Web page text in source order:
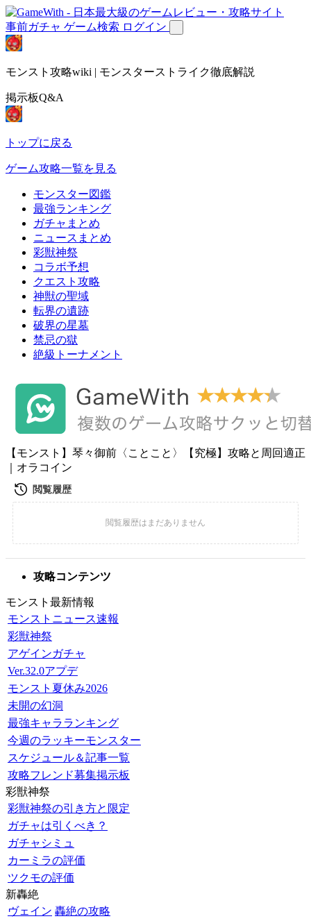
事前ガチャ ゲーム検索 ログイン
モンスト攻略wiki | モンスターストライク徹底解説
掲示板Q&A
トップに戻る
ゲーム攻略一覧を見る
モンスター図鑑
最強ランキング
ガチャまとめ
ニュースまとめ
彩獣神祭
コラボ予想
クエスト攻略
神獣の聖域
転界の遺跡
破界の星墓
禁忌の獄
絶級トーナメント
【モンスト】琴々御前〈ことこと〉【究極】攻略と周回適正
｜オラコイン
攻略コンテンツ
モンスト最新情報
モンストニュース速報
彩獣神祭
アゲインガチャ
Ver.32.0アプデ
モンスト夏休み2026
未開の幻洞
最強キャラランキング
今週のラッキーモンスター
スケジュール＆記事一覧
攻略フレンド募集掲示板
彩獣神祭
彩獣神祭の引き方と限定
ガチャは引くべき？
ガチャシミュ
カーミラの評価
ツクモの評価
新轟絶
ヴェイン 轟絶の攻略